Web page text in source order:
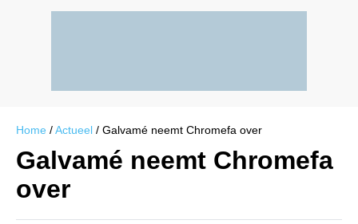
Home / Actueel / Galvamé neemt Chromefa over
Galvamé neemt Chromefa
over